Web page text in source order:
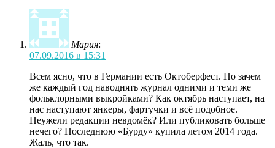
Мария:
07.09.2016 в 15:31
Всем ясно, что в Германии есть Октоберфест. Но зачем
же каждый год наводнять журнал одними и теми же
фольклорными выкройками? Как октябрь наступает, на
нас наступают янкеры, фартучки и всё подобное.
Неужели редакции невдомёк? Или публиковать больше
нечего? Последнюю «Бурду» купила летом 2014 года.
Жаль, что так.